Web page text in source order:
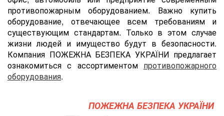
противопожарным оборудованием. Важно купить
оборудование, отвечающее всем требованиям и
существующим стандартам. Только в этом случае
жизни людей и имущество будут в безопасности.
Компания ПОЖЕЖНА БЕЗПЕКА УКРАЇНИ предлагает
ознакомиться с ассортиментом противопожарного
оборудования.
ПОЖЕЖНА БЕЗПЕКА УКРАЇНИ